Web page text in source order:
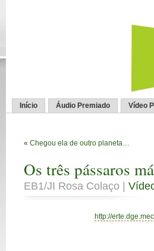
Início Áudio Premiado Vídeo
« Chegou ela de outro planeta…
Os três pássaros
EB1/JI Rosa Colaço |
http://